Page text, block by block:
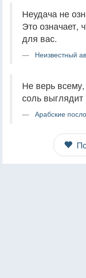
Неудача не
Это означает,
для вас.
Неизвестный
Не верь
соль выглядит
Арабские